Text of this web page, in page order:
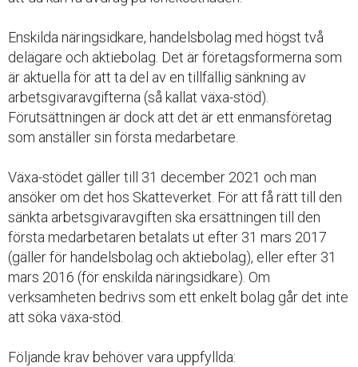
Enskilda näringsidkare, handelsbolag med högst två
delägare och aktiebolag. Det är företagsformerna som
är aktuella för att ta del av en tillfällig sänkning av
arbetsgivaravgifterna (så kallat växa-stöd).
Förutsättningen är dock att det är ett enmansföretag
som anställer sin första medarbetare.
Växa-stödet gäller till 31 december 2021 och man
ansöker om det hos Skatteverket. För att få rätt till den
sänkta arbetsgivaravgiften ska ersättningen till den
första medarbetaren betalats ut efter 31 mars 2017
(gäller för handelsbolag och aktiebolag), eller efter 31
mars 2016 (för enskilda näringsidkare). Om
verksamheten bedrivs som ett enkelt bolag går det inte
att söka växa-stöd.
Följande krav behöver vara uppfyllda: